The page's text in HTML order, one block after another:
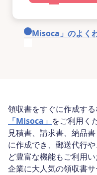
「Misoca」のよく
領収書をすぐに作成する
「Misoca」 をご利用く
見積書、請求書、納品
に作成でき、郵送代行
ど豊富な機能もご利用
企業に大人気の領収書サ